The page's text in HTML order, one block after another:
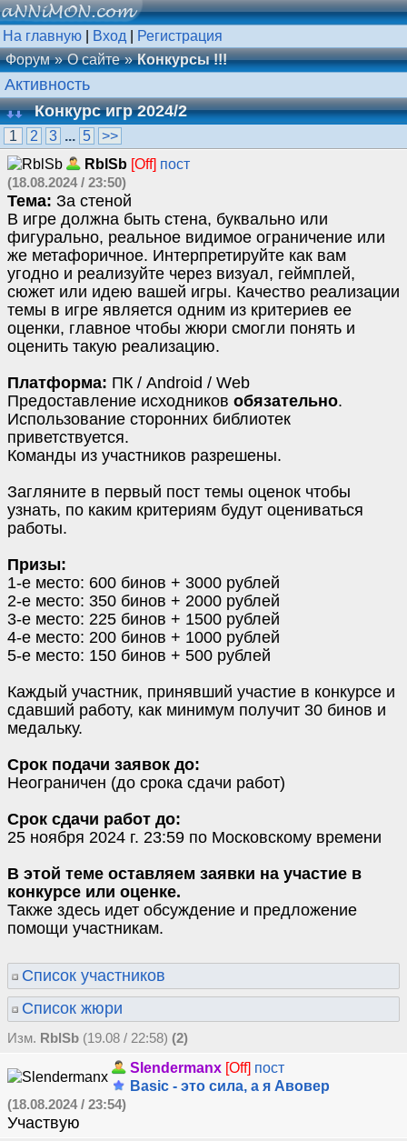
На главную Вход
Регистрация
Форум
О сайте Конкурсы !!!
Активность
Конкурс игр 2024/2
1 2 3 ... 5
>>
RblSb [Off] пост
(18.08.2024 / 23:50)
Тема: За стеной
В игре должна быть стена, буквально или
фигурально, реальное видимое ограничение или
же метафоричное. Интерпретируйте как вам
угодно и реализуйте через визуал, геймплей,
сюжет или идею вашей игры. Качество реализации
темы в игре является одним из критериев ее
оценки, главное чтобы жюри смогли понять и
оценить такую реализацию.
Платформа: ПК / Android / Web
Предоставление исходников обязательно.
Использование сторонних библиотек
приветствуется.
Команды из участников разрешены.
Загляните в первый пост темы оценок чтобы
узнать, по каким критериям будут оцениваться
работы.
Призы:
1-е место: 600 бинов + 3000 рублей
2-е место: 350 бинов + 2000 рублей
3-е место: 225 бинов + 1500 рублей
4-е место: 200 бинов + 1000 рублей
5-е место: 150 бинов + 500 рублей
Каждый участник, принявший участие в конкурсе и
сдавший работу, как минимум получит 30 бинов и
медальку.
Срок подачи заявок до:
Неограничен (до срока сдачи работ)
Срок сдачи работ до:
25 ноября 2024 г. 23:59 по Московскому времени
В этой теме оставляем заявки на участие в
конкурсе или оценке.
Также здесь идет обсуждение и предложение
помощи участникам.
Список участников
Список жюри
Изм. RblSb (19.08 / 22:58) (2)
Slendermanx [Off] пост
Basic - это сила, а я Авовер
(18.08.2024 / 23:54)
Участвую